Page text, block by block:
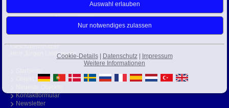
Steuernummer: Alanya: 28233
Handelsregisternr.: 28374
Geschäftsinhaber:
Herr Jürgen Lindemann
Objekt Suche
Kontaktformular
Newsletter
Cookie-Details| Datenschutz| Impressum
Weitere Informationen